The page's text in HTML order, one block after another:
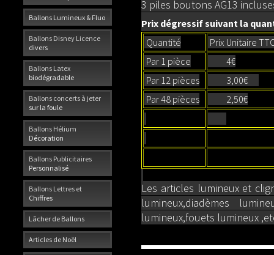
Ballons Lumineux & Fluo
Ballons Disney Licence
divers
Ballons Latex
biodégradable
Ballons concerts à jeter
sur la foule
Ballons Hélium
Décoration
Ballons Publicitaires
Personnalisé
Ballons Lettres et
Chiffres
Lâcher de Ballons
Articles de Noël
3 piles boutons AG13
Prix dégressif suivant la
Quantité
Prix Unitaire
Par 1 pièce
4€
Par 12 pièces
3,00€
Par 48 pièces
2,50€
Les articles lumineux et
lumineux,diadèmes
lumineux,fouets lumineux